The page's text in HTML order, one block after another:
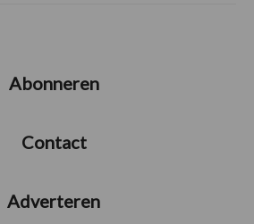
Abonneren
Contact
Adverteren